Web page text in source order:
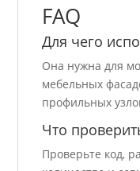
FAQ
Для чего
Она нужна для
мебельных
профильных
Что
Проверьте код,